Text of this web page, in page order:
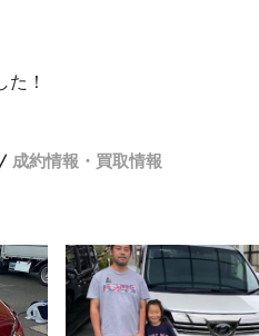
た！
成約情報・買取情報